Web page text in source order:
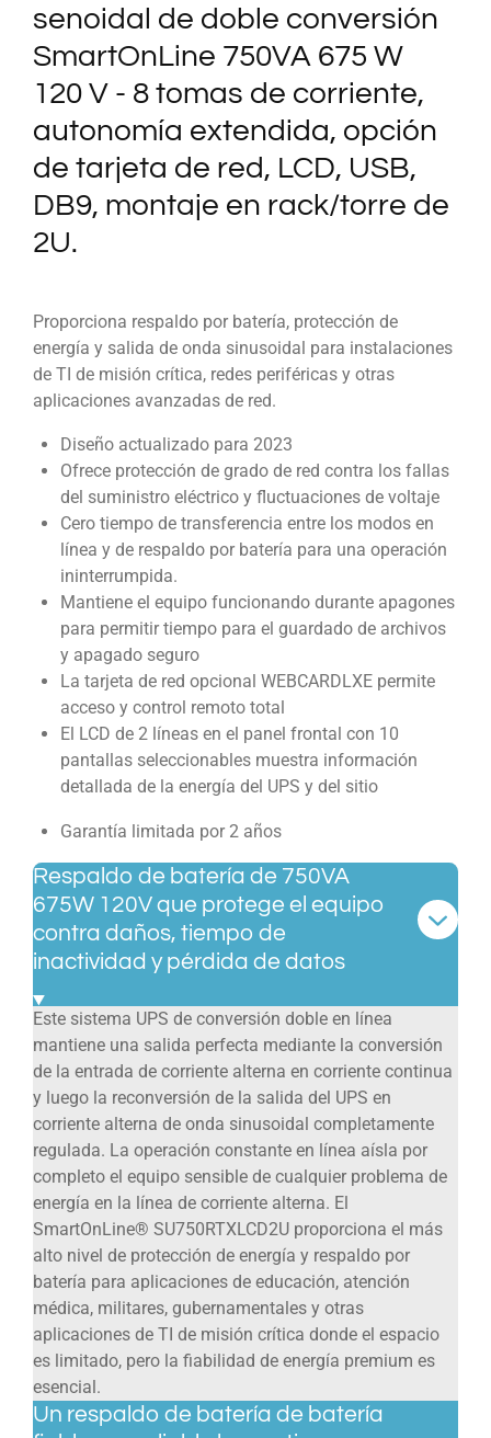
senoidal de doble conversión
SmartOnLine 750VA 675 W
120 V - 8 tomas de corriente,
autonomía extendida, opción
de tarjeta de red, LCD, USB,
DB9, montaje en rack/torre de
2U.
Proporciona respaldo por batería, protección de
energía y salida de onda sinusoidal para instalaciones
de TI de misión crítica, redes periféricas y otras
aplicaciones avanzadas de red.
Diseño actualizado para 2023
Ofrece protección de grado de red contra los fallas
del suministro eléctrico y fluctuaciones de voltaje
Cero tiempo de transferencia entre los modos en
línea y de respaldo por batería para una operación
ininterrumpida.
Mantiene el equipo funcionando durante apagones
para permitir tiempo para el guardado de archivos
y apagado seguro
La tarjeta de red opcional WEBCARDLXE permite
acceso y control remoto total
El LCD de 2 líneas en el panel frontal con 10
pantallas seleccionables muestra información
detallada de la energía del UPS y del sitio
Garantía limitada por 2 años
Respaldo de batería de 750VA
675W 120V que protege el equipo
contra daños, tiempo de
inactividad y pérdida de datos
Este sistema UPS de conversión doble en línea
mantiene una salida perfecta mediante la conversión
de la entrada de corriente alterna en corriente continua
y luego la reconversión de la salida del UPS en
corriente alterna de onda sinusoidal completamente
regulada. La operación constante en línea aísla por
completo el equipo sensible de cualquier problema de
energía en la línea de corriente alterna. El
SmartOnLine® SU750RTXLCD2U proporciona el más
alto nivel de protección de energía y respaldo por
batería para aplicaciones de educación, atención
médica, militares, gubernamentales y otras
aplicaciones de TI de misión crítica donde el espacio
es limitado, pero la fiabilidad de energía premium es
esencial.
Un respaldo de batería de batería